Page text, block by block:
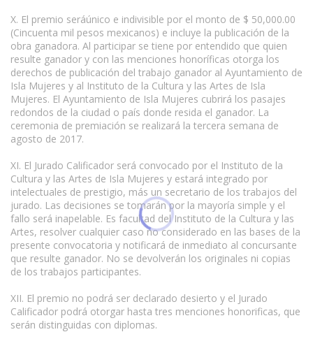
X. El premio seráúnico e indivisible por el monto de $ 50,000.00
(Cincuenta mil pesos mexicanos) e incluye la publicación de la
obra ganadora. Al participar se tiene por entendido que quien
resulte ganador y con las menciones honoríficas otorga los
derechos de publicación del trabajo ganador al Ayuntamiento de
Isla Mujeres y al Instituto de la Cultura y las Artes de Isla
Mujeres. El Ayuntamiento de Isla Mujeres cubrirá los pasajes
redondos de la ciudad o país donde resida el ganador. La
ceremonia de premiación se realizará la tercera semana de
agosto de 2017.
XI. El Jurado Calificador será convocado por el Instituto de la
Cultura y las Artes de Isla Mujeres y estará integrado por
intelectuales de prestigio, más un secretario de los trabajos del
jurado. Las decisiones se tomarán por la mayoría simple y el
fallo será inapelable. Es facultad del Instituto de la Cultura y las
Artes, resolver cualquier caso no considerado en las bases de la
presente convocatoria y notificará de inmediato al concursante
que resulte ganador. No se devolverán los originales ni copias
de los trabajos participantes.
XII. El premio no podrá ser declarado desierto y el Jurado
Calificador podrá otorgar hasta tres menciones honorificas, que
serán distinguidas con diplomas.